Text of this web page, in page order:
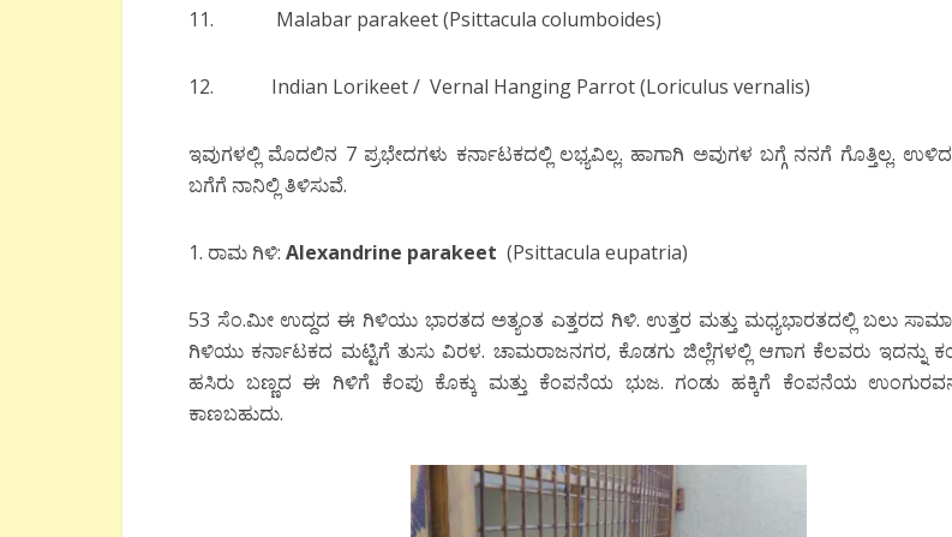
11. Malabar parakeet (Psittacula columboides)
12. Indian Lorikeet / Vernal Hanging Parrot (Loriculus vernalis)
ಇವುಗಳಲ್ಲಿ ಮೊದಲಿನ 7 ಪ್ರಭೇದಗಳು ಕರ್ನಾಟಕದಲ್ಲಿ ಲಭ್ಯವಿಲ್ಲ. ಹಾಗಾಗಿ ಅವುಗಳ ಬಗ್ಗೆ ನನಗೆ ಗೊತ್ತಿಲ್ಲ.
ಬಗೆಗೆ ನಾನಿಲ್ಲಿ ತಿಳಿಸುವೆ.
1. ರಾಮ ಗಿಳಿ: Alexandrine parakeet (Psittacula eupatria)
53 ಸೆಂ.ಮೀ ಉದ್ದದ ಈ ಗಿಳಿಯು ಭಾರತದ ಅತ್ಯಂತ ಎತ್ತರದ ಗಿಳಿ. ಉತ್ತರ ಮತ್ತು ಮಧ್ಯಭಾರತದಲ್ಲಿ ಬಲು
ಗಿಳಿಯು ಕರ್ನಾಟಕದ ಮಟ್ಟಿಗೆ ತುಸು ವಿರಳ. ಚಾಮರಾಜನಗರ, ಕೊಡಗು ಜಿಲ್ಲೆಗಳಲ್ಲಿ ಆಗಾಗ ಕೆಲವರು ಇದನ್ನು
ಹಸಿರು ಬಣ್ಣದ ಈ ಗಿಳಿಗೆ ಕೆಂಪು ಕೊಕ್ಕು ಮತ್ತು ಕೆಂಪನೆಯ ಭುಜ. ಗಂಡು ಹಕ್ಕಿಗೆ ಕೆಂಪನೆಯ
ಕಾಣಬಹುದು.